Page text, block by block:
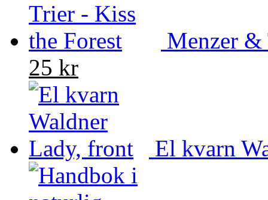
Menzer
25 kr
El kvarn